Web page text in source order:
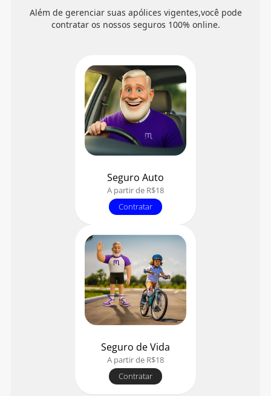
Além de gerenciar suas apólices vigentes,você pode
contratar os nossos seguros 100% online.
Seguro Auto
A partir de R$18
Contratar
Seguro de Vida
A partir de R$18
Contratar